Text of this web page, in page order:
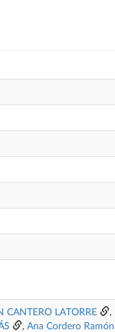
CANTERO LATORRE ,
, Ana Cordero Ramón